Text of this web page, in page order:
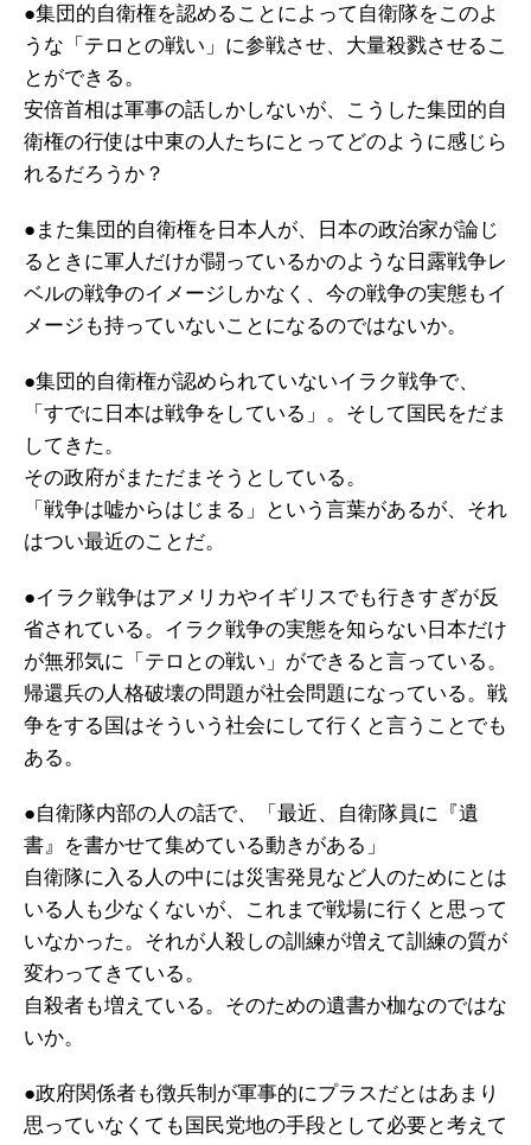
●集団的自衛権を認めることによって自衛隊をこのよ
うな「テロとの戦い」に参戦させ、大量殺戮させるこ
とができる。
安倍首相は軍事の話しかしないが、こうした集団的自
衛権の行使は中東の人たちにとってどのように感じら
れるだろうか？
●また集団的自衛権を日本人が、日本の政治家が論じ
るときに軍人だけが闘っているかのような日露戦争レ
ベルの戦争のイメージしかなく、今の戦争の実態もイ
メージも持っていないことになるのではないか。
●集団的自衛権が認められていないイラク戦争で、
「すでに日本は戦争をしている」。そして国民をだま
してきた。
その政府がまただまそうとしている。
「戦争は嘘からはじまる」という言葉があるが、それ
はつい最近のことだ。
●イラク戦争はアメリカやイギリスでも行きすぎが反
省されている。イラク戦争の実態を知らない日本だけ
が無邪気に「テロとの戦い」ができると言っている。
帰還兵の人格破壊の問題が社会問題になっている。戦
争をする国はそういう社会にして行くと言うことでも
ある。
●自衛隊内部の人の話で、「最近、自衛隊員に『遺
書』を書かせて集めている動きがある」
自衛隊に入る人の中には災害発見など人のためにとは
いる人も少なくないが、これまで戦場に行くと思って
いなかった。それが人殺しの訓練が増えて訓練の質が
変わってきている。
自殺者も増えている。そのための遺書か枷なのではな
いか。
●政府関係者も徴兵制が軍事的にプラスだとはあまり
思っていなくても国民党地の手段として必要と考えて